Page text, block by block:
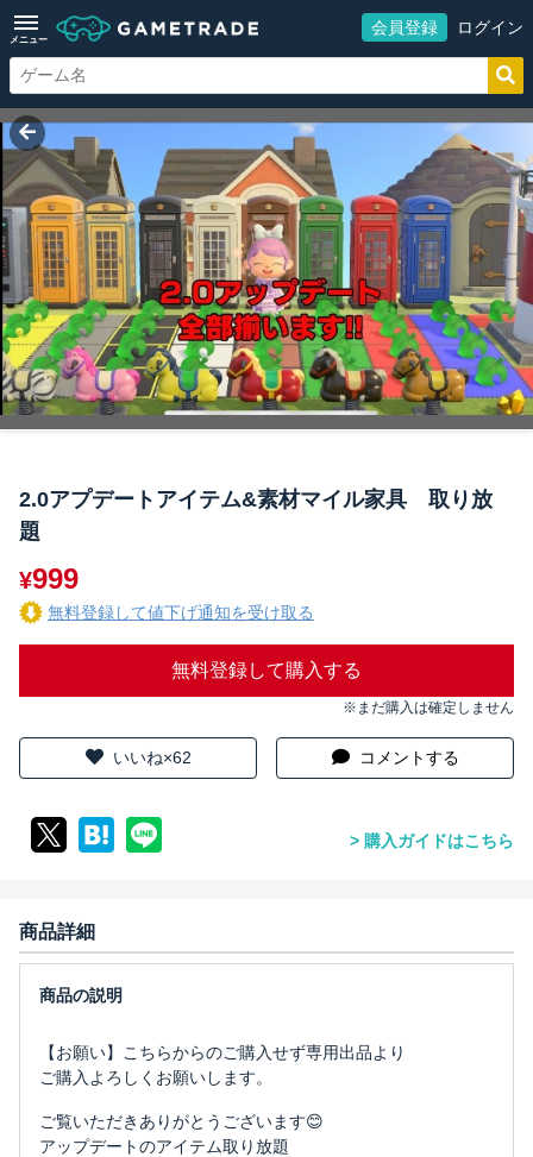
メニュー
会員登録 ログイン
2.0アプデートアイテム&素材マイル家具 取り放
題
¥999
無料登録して値下げ通知を受け取る
無料登録して購入する
※まだ購入は確定しません
いいね×62 コメントする
購入ガイドはこちら
商品詳細
【お願い】こちらからのご購入せず専用出品より
ご購入よろしくお願いします。
ご覧いただきありがとうございます😊
アップデートのアイテム取り放題